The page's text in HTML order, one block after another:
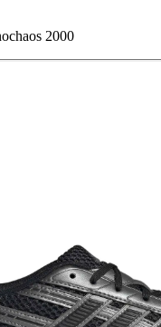
2000